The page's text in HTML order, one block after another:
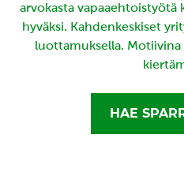
arvokasta
hyväksi. Kahdenkeskiset
luottamuksella. Motiivina
HAE